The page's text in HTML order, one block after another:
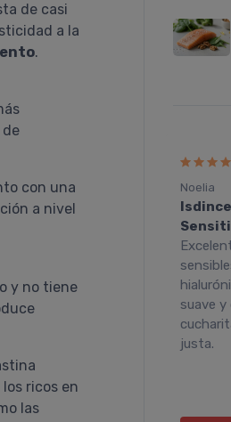
de casi
a la
.
de
con una
a nivel
y no tiene
ricos en
las
el shampoo y, la
y, al poco
con
Noelia
suave y
justa.